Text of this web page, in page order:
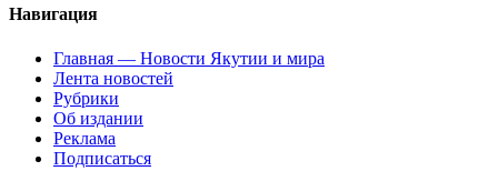
Навигация
Главная — Новости Якутии и мира
Лента новостей
Рубрики
Об издании
Реклама
Подписаться